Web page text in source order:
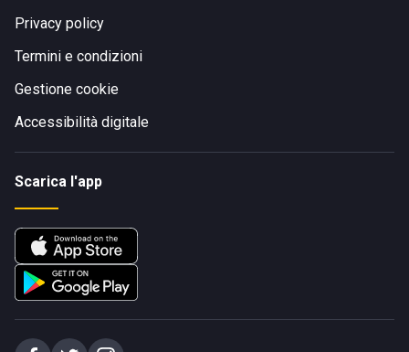
Privacy policy
Termini e condizioni
Gestione cookie
Accessibilità digitale
Scarica l'app